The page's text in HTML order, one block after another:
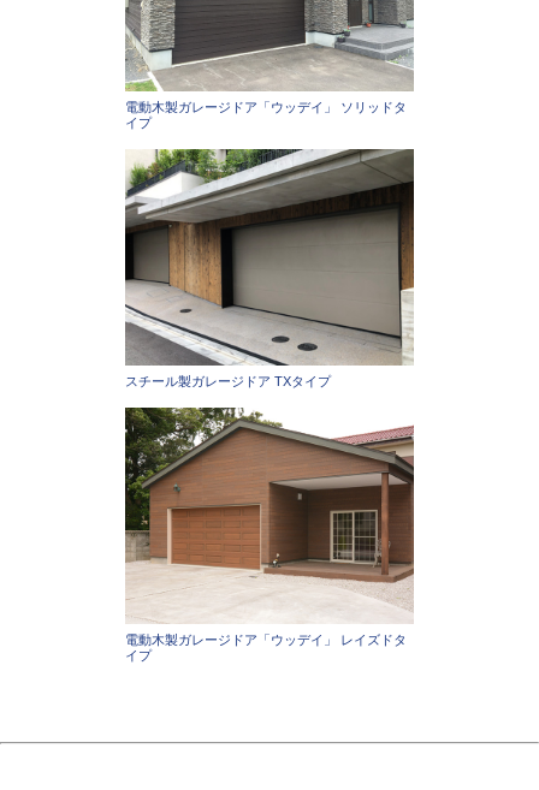
電動木製ガレージドア「ウッデイ」 ソリッドタ
イプ
スチール製ガレージドア TXタイプ
電動木製ガレージドア「ウッデイ」 レイズドタ
イプ